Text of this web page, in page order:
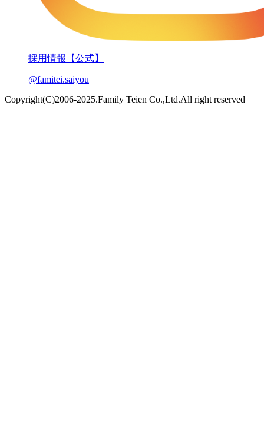
採用情報【公式】
@famitei.saiyou
Copyright(C)2006-2025.Family Teien Co.,Ltd.All right reserved